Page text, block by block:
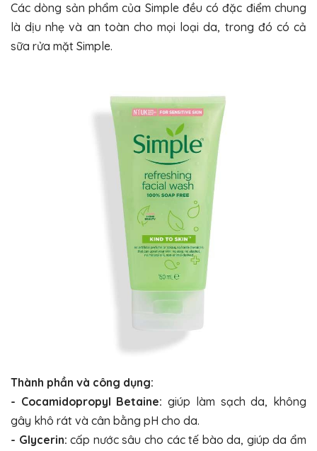
Các dòng sản phẩm của Simple đều có đặc điểm chung
là dịu nhẹ và an toàn cho mọi loại da, trong đó có cả
sữa rửa mặt Simple.
Thành phần và công dụng:
- Cocamidopropyl Betaine: giúp làm sạch da, không
gây khô rát và cân bằng pH cho da.
- Glycerin: cấp nước sâu cho các tế bào da, giúp da ẩm